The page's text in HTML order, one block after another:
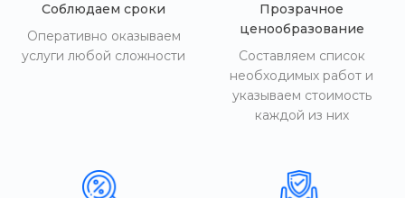
Соблюдаем сроки
Оперативно оказываем
услуги любой сложности
Прозрачное
ценообразование
Составляем список
необходимых работ и
указываем стоимость
каждой из них